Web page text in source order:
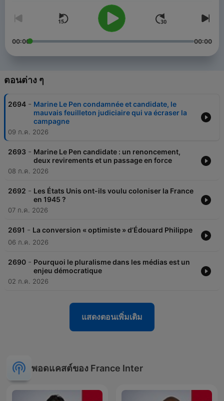
00:00 00:00
ตอนต่าง ๆ
2694 - Marine Le Pen condamnée et candidate, le
mauvais feuilleton judiciaire qui va écraser la
campagne
09 ก.ค. 2026
2693 - Marine Le Pen candidate : un renoncement,
deux revirements et un passage en force
08 ก.ค. 2026
2692 - Les États Unis ont-ils voulu coloniser la France
en 1945 ?
07 ก.ค. 2026
2691 - La conversion « optimiste » d’Édouard Philippe
06 ก.ค. 2026
2690 - Pourquoi le pluralisme dans les médias est un
enjeu démocratique
02 ก.ค. 2026
แสดงตอนเพิ่มเติม
พอดแคสต์ของ France Inter